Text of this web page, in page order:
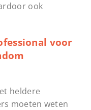
ook
voor
heldere
moeten weten